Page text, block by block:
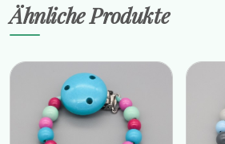
Ähnliche Produkte